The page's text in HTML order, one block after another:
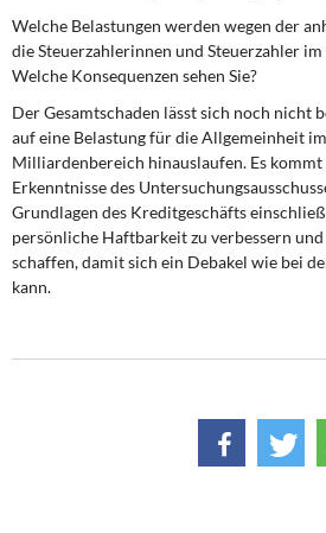
Welche Belastungen werden wegen der
die Steuerzahlerinnen und Steuerzahler
Welche Konsequenzen sehen Sie?
Der Gesamtschaden lässt sich noch nicht
auf eine Belastung für die Allgemeinheit
Milliardenbereich hinauslaufen. Es
Erkenntnisse des
Grundlagen des Kreditgeschäfts
persönliche Haftbarkeit zu verbessern und
schaffen, damit sich ein Debakel wie bei
kann.